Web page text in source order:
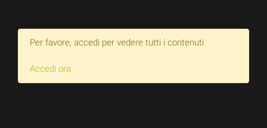
Per favore, accedi per vedere tutti i contenuti
Accedi ora